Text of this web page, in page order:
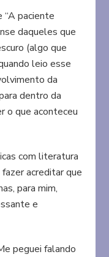
“A paciente
daqueles que
(algo que
leio esse
da
dentro da
o que aconteceu
com literatura
acreditar que
para mim,
e
peguei falando